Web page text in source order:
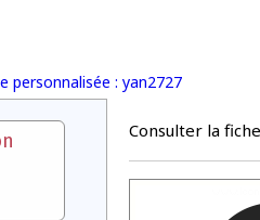
personnalisée : yan2727
Consulter la